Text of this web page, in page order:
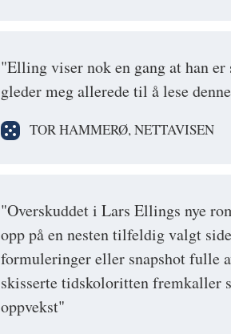
"Elling viser nok en gang at han
gleder meg allerede til å lese
TOR HAMMERØ, NETTAVISEN
"Overskuddet i Lars Ellings nye
opp på en nesten tilfeldig valgt
formuleringer eller snapshot fulle
skisserte tidskoloritten fremkaller
oppvekst"